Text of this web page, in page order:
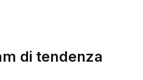
di tendenza